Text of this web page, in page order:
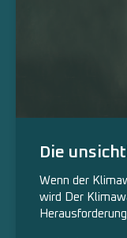
Die
Wenn der
wird Der